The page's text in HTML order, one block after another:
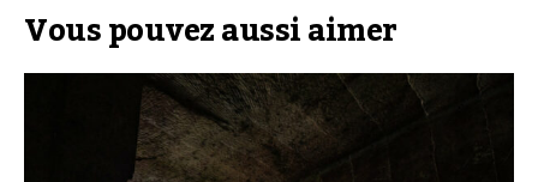
Vous pouvez aussi aimer